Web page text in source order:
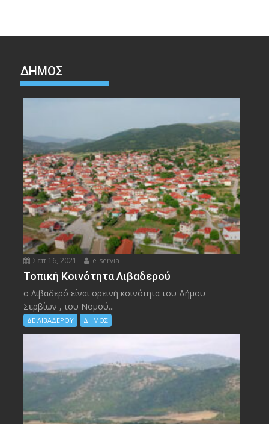
ΔΉΜΟΣ
Σεπ 16, 2021 e-servia
Τοπική Κοινότητα Λιβαδερού
ο Λιβαδερό είναι ορεινή κοινότητα του Δήμου
Σερβίων , του Νομού...
ΔΕ ΛΙΒΑΔΕΡΟΥ ΔΗΜΟΣ